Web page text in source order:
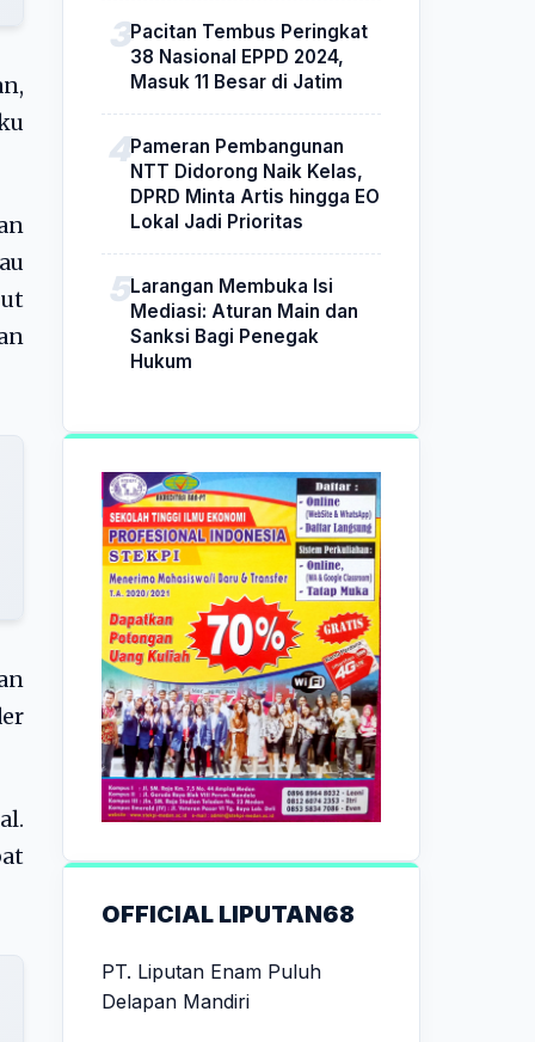
Pacitan Tembus Peringkat
38 Nasional EPPD 2024,
Masuk 11 Besar di Jatim
Pameran Pembangunan
NTT Didorong Naik Kelas,
DPRD Minta Artis hingga EO
Lokal Jadi Prioritas
Larangan Membuka Isi
Mediasi: Aturan Main dan
Sanksi Bagi Penegak
Hukum
OFFICIAL LIPUTAN68
PT. Liputan Enam Puluh
Delapan Mandiri